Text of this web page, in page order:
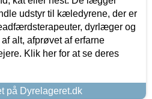
udstyr til kæledyrene, der er
dyrlæger og
alt, afprøvet af erfarne
Klik her for at se deres
på Dyrelageret.dk